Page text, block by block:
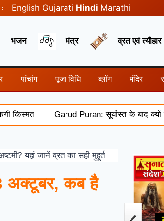
: English Gujarati Hindi Marathi
भजन मंत्र व्रत एवं त्यौहार
पांचांग पूजा विधि ब्लॉग मंदिर
Garud Puran: सूर्यास्त के बाद क्यों नहीं
यहां जानें व्रत का सही मुहूर्त
अक्टूबर, कब है